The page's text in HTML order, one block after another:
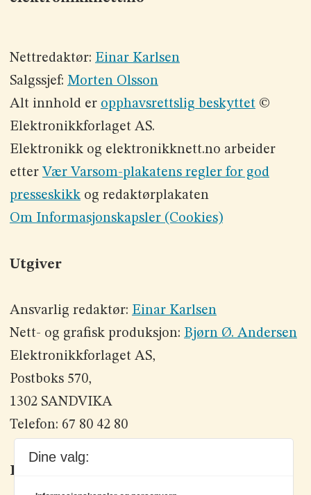
Nettredaktør: Einar Karlsen
Salgssjef: Morten Olsson
Alt innhold er opphavsrettslig beskyttet©
Elektronikkforlaget AS.
Elektronikk og elektronikknett.no arbeider
etter Vær Varsom-plakatens regler for god
presseskikkog redaktørplakaten
Om Informasjonskapsler (Cookies)
Utgiver
Ansvarlig redaktør: Einar Karlsen
Nett- og grafisk produksjon: Bjørn Ø. Andersen
Elektronikkforlaget AS,
Postboks 570,
1302 SANDVIKA
Telefon: 67 80 42 80
Kontakt oss
Dine valg: